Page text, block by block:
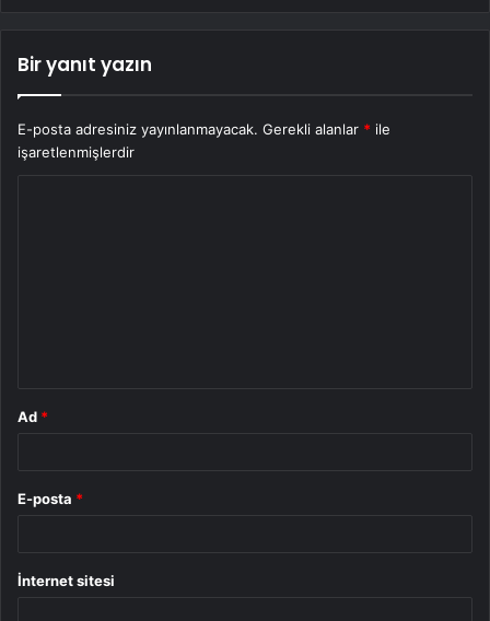
Bir yanıt yazın
E-posta adresiniz yayınlanmayacak. Gerekli alanlar * ile
işaretlenmişlerdir
Ad *
E-posta *
İnternet sitesi